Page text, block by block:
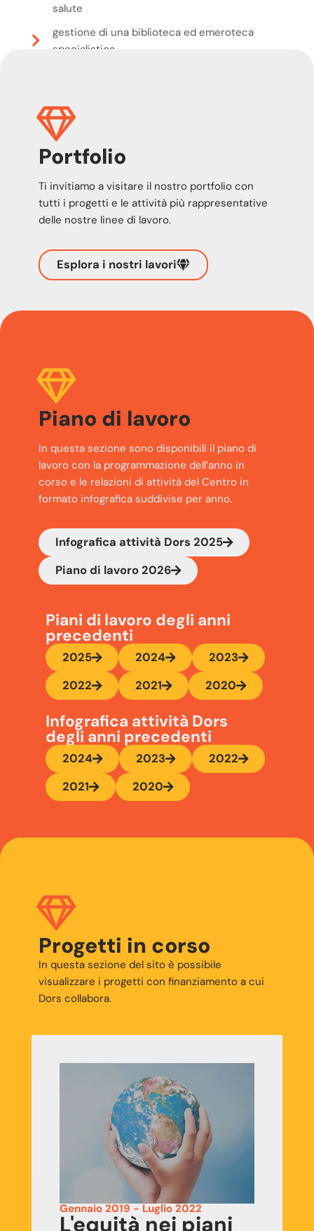
salute
gestione di una biblioteca ed emeroteca
specialistica
Portfolio
Ti invitiamo a visitare il nostro portfolio con
tutti i progetti e le attività più rappresentative
delle nostre linee di lavoro.
Esplora i nostri lavori
Piano di lavoro
In questa sezione sono disponibili il piano di
lavoro con la programmazione dell’anno in
corso e le relazioni di attività del Centro in
formato infografica suddivise per anno.
Infografica attività Dors 2025
Piano di lavoro 2026
Piani di lavoro degli anni
precedenti
2025 2024
2023
2022
2021 2020
Infografica attività Dors
degli anni precedenti
2024 2023
2022
2021
2020
Progetti in corso
In questa sezione del sito è possibile
visualizzare i progetti con finanziamento a cui
Dors collabora.
Gennaio 2019 - Luglio 2022
L'equità nei piani